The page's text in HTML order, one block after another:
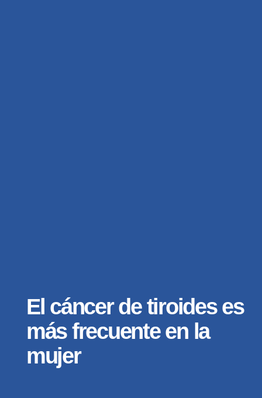
El cáncer de tiroides es
más frecuente en la
mujer